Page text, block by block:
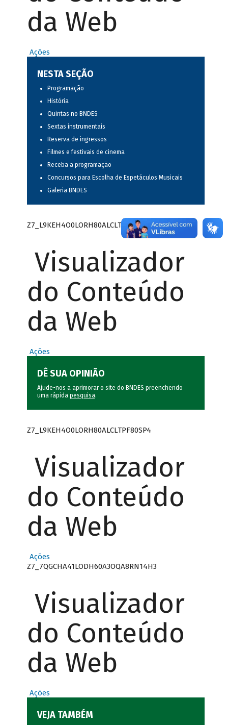
da Web
Ações
NESTA SEÇÃO
Programação
História
Quintas no BNDES
Sextas instrumentais
Reserva de ingressos
Filmes e festivais de cinema
Receba a programação
Concursos para Escolha de Espetáculos Musicais
Galeria BNDES
Z7_L9KEH4O0LORH80ALCLTPF80S97
Visualizador
do Conteúdo
da Web
Ações
DÊ SUA OPINIÃO
Ajude-nos a aprimorar o site do BNDES preenchendo
uma rápida pesquisa.
Z7_L9KEH4O0LORH80ALCLTPF80SP4
Visualizador
do Conteúdo
da Web
Ações
Z7_7QGCHA41LODH60A3OQA8RN14H3
Visualizador
do Conteúdo
da Web
Ações
VEJA TAMBÉM